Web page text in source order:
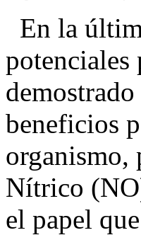
En la
beneficios
organismo,
Nítrico
el papel